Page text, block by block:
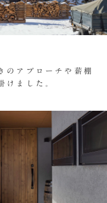
のアプローチや薪棚
けました。